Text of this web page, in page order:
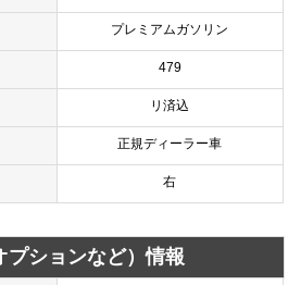
プレミアムガソリン
479
リ済込
正規ディーラー車
右
プションなど）情報